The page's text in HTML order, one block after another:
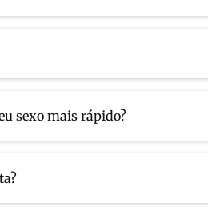
sexo mais rápido?